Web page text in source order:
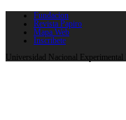
Fundacion
Revista Papiro
Mapa Web
Inscribete
Universidad Nacional